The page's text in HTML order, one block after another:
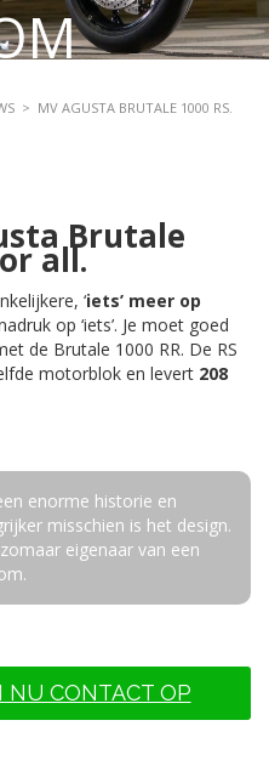
> MV AGUSTA BRUTALE 1000 RS.
Brutale
all.
‘iets’ meer op
op ‘iets’. Je moet goed
de Brutale 1000 RR. De RS
motorblok en levert 208
enorme historie en
misschien is het design.
eigenaar van een
NU CONTACT OP